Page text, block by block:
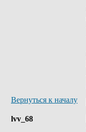
Вернуться к началу
lvv_68